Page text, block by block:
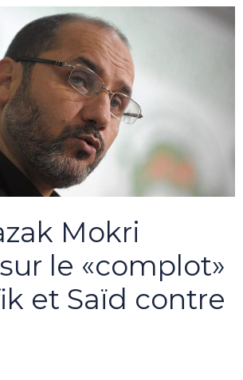
Mokri
le «complot»
et Saïd contre